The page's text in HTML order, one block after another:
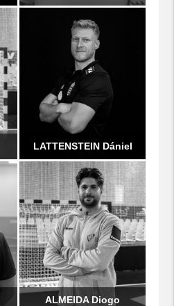
LATTENSTEIN Dániel
ALMEIDA Diogo